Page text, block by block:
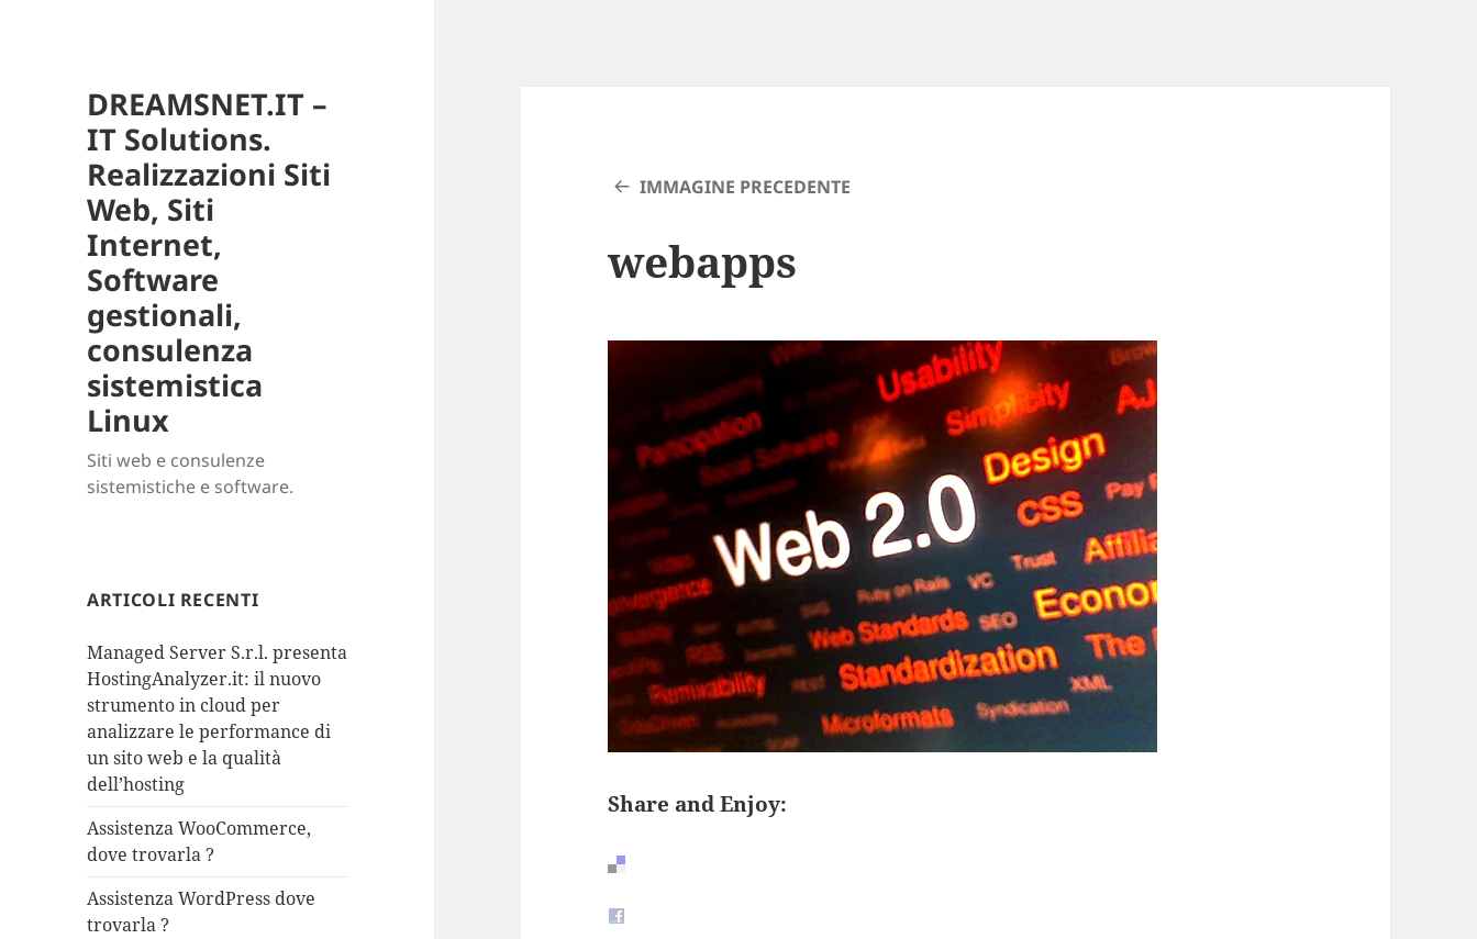
DREAMSNET.IT –
IT Solutions.
Realizzazioni Siti
Web, Siti
Internet,
Software
gestionali,
consulenza
sistemistica
Linux
Siti web e consulenze
sistemistiche e software.
ARTICOLI RECENTI
Managed Server S.r.l. presenta
HostingAnalyzer.it: il nuovo
strumento in cloud per
analizzare le performance di
un sito web e la qualità
dell’hosting
Assistenza WooCommerce,
dove trovarla ?
Assistenza WordPress dove
trovarla ?
IMMAGINE PRECEDENTE
webapps
Share and Enjoy: